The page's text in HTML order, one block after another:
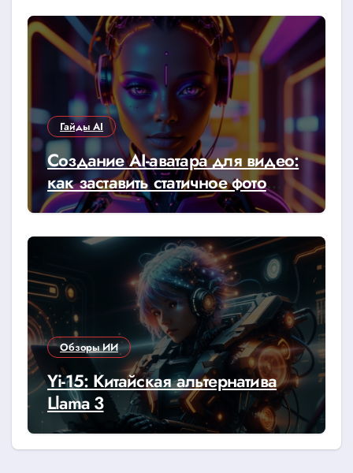
Гайды AI
Создание AI-аватара для видео:
как заставить статичное фото
говорить
Обзоры ИИ
Yi-15: Китайская альтернатива
Llama 3